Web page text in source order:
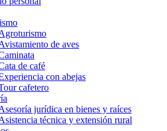
de aves
de café
con abejas
cafetero
jurídica en bienes y raíces
técnica y extensión rural